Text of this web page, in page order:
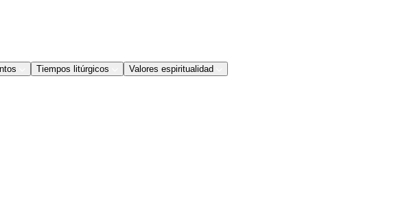
Tiempos litúrgicos Valores espiritualidad